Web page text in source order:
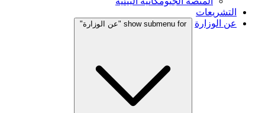
التشريعات
عن الوزارة
show submenu for "عن الوزارة"